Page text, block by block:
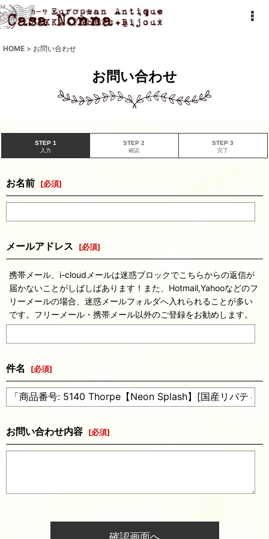
HOME > お問い合わせ
お問い合わせ
STEP 1
入力
STEP 2
確認
STEP 3
完了
お名前 [必須]
メールアドレス [必須]
携帯メール、i-cloudメールは迷惑ブロックでこちらからの返信が
届かないことがしばしばあります！また、Hotmail,Yahooなどのフ
リーメールの場合、迷惑メールフォルダへ入れられることが多い
です。フリーメール・携帯メール以外のご登録をお勧めします。
件名 [必須]
お問い合わせ内容 [必須]
確認画面へ